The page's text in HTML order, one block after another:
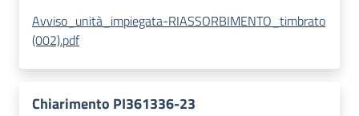
Avviso_unità_impiegata-RIASSORBIMENTO_timbrato
(002).pdf
Chiarimento PI361336-23